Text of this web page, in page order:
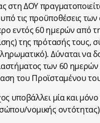
στη ΔΟΥ
τις προϋποθέσεις
εντός 60 ημερών από
της πρότασής τους,
Δύναται να
των 60
του Προϊσταμένου
υποβάλλει μία και
νομικής